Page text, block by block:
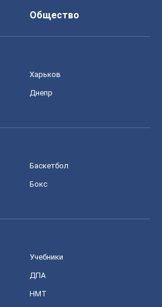
Общество
Харьков
Днепр
Баскетбол
Бокс
Учебники
ДПА
НМТ